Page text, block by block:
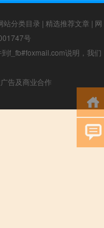
站分类目录 | 精选推荐文章 | 网
号
f_fb#foxmail.com说明，我们
告及商业合作